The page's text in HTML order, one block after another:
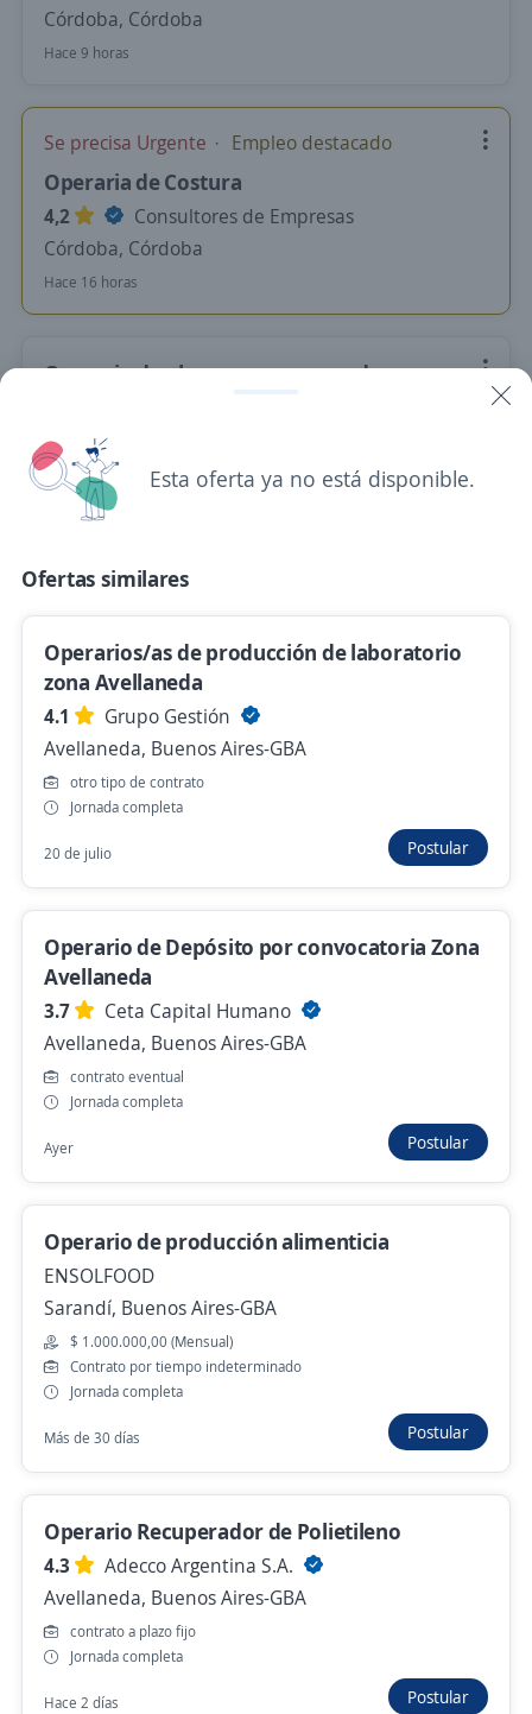
Córdoba, Córdoba
Hace 9 horas
Se precisa Urgente Empleo destacado
Operaria de Costura
4,2
Consultores de Empresas
Córdoba, Córdoba
Hace 16 horas
Operario de obra para empresa de
req211127
4,3
ManpowerGroup
Córdoba, Córdoba
Operario Deposito (req210348) Eventual
Córdoba
4,3
ManpowerGroup
Córdoba, Córdoba
Ayer
Se precisa Urgente
Operario de playa
4,2
Consultores de Empresas
Córdoba, Córdoba
Ayer
Operario de Campo
FONDOMONTE SOUTH AMERICA S. A
Tránsito, Córdoba
Operario de producción
4,2
Consultores de Empresas
Córdoba, Córdoba
Hace 2 días
COMUNICANDING S.R.L.
Córdoba, Córdoba
$ 2.000,00 (Mensual)
Hace 2 días
Operario/a de Panaderia. Jornada de fin de
Esta oferta ya no está disponible.
Ofertas similares
Operarios/as de producción de laboratorio
zona Avellaneda
4.1
Grupo Gestión
Avellaneda, Buenos Aires-GBA
otro tipo de contrato
Jornada completa
20 de julio Postular
Operario de Depósito por convocatoria Zona
Avellaneda
3.7
Ceta Capital Humano
Avellaneda, Buenos Aires-GBA
contrato eventual
Jornada completa
Ayer Postular
Operario de producción alimenticia
ENSOLFOOD
Sarandí, Buenos Aires-GBA
$ 1.000.000,00 (Mensual)
Contrato por tiempo indeterminado
Jornada completa
Más de 30 días Postular
Operario Recuperador de Polietileno
4.3
Adecco Argentina S.A.
Avellaneda, Buenos Aires-GBA
contrato a plazo fijo
Jornada completa
Hace 2 días Postular